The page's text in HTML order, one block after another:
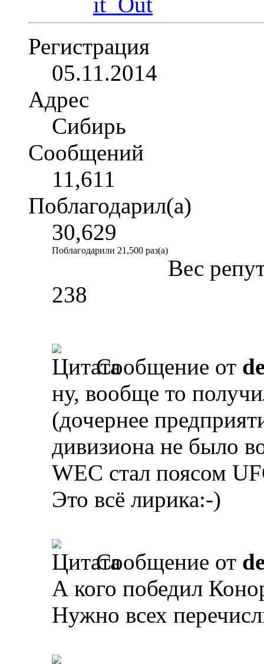
Регистрация
05.11.2014
Адрес
Сибирь
Сообщений
11,611
Поблагодарил(а)
30,629
Поблагодарили 21,500 раз(а)
Вес
238
Сообщение от
ну, вообще то
(дочернее
дивизиона не было
WEC стал поясом
Это всё лирика:-)
Сообщение от
А кого победил
Нужно всех